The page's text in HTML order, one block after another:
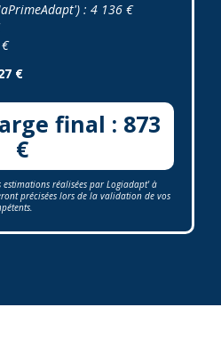
: 4 136 €
€
final : 873
€
estimations réalisées par Logiadapt' à
précisées lors de la validation de vos